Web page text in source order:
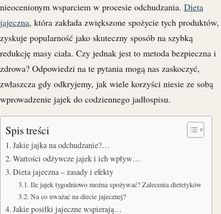
nieocenionym wsparciem w procesie odchudzania. Dieta
jajeczna, która zakłada zwiększone spożycie tych produktów,
zyskuje popularność jako skuteczny sposób na szybką
redukcję masy ciała. Czy jednak jest to metoda bezpieczna i
zdrowa? Odpowiedzi na te pytania mogą nas zaskoczyć,
zwłaszcza gdy odkryjemy, jak wiele korzyści niesie ze sobą
wprowadzenie jajek do codziennego jadłospisu.
Spis treści
Jakie jajka na odchudzanie?…
Wartości odżywcze jajek i ich wpływ…
Dieta jajeczna – zasady i efekty
Ile jajek tygodniowo można spożywać? Zalecenia dietetyków
Na co uważać na diecie jajecznej?
Jakie posiłki jajeczne wspierają…